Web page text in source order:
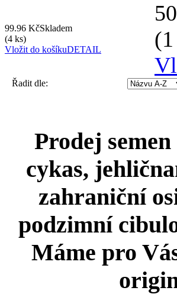
99.96 KčSkladem
(4 ks)
Vložit do košíkuDETAIL
Řadit dle:
Prodej
cykas,
zahraniční
podzimní
Máme pro